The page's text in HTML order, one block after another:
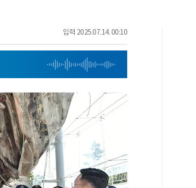
입력 2025.07.14. 00:10